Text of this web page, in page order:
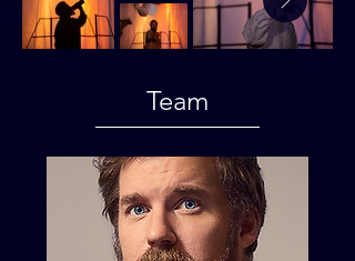
Team